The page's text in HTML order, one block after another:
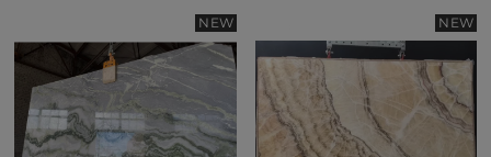
NEW NEW